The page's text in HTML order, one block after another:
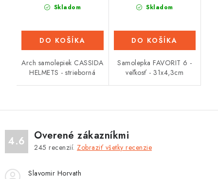
Skladom
DO KOŠÍKA
Arch samolepiek CASSIDA
HELMETS - strieborná
Skladom
DO KOŠÍKA
Samolepka FAVORIT 6 -
veľkosť - 31x4,3cm
4.6 Overené zákazníkmi
245 recenzií. Zobraziť všetky recenzie
Slavomir Horvath